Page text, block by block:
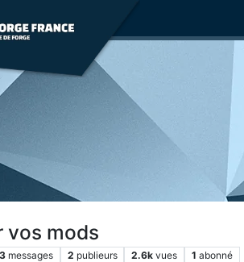
vos mods
3 messages 2 publieurs 2.6k vues 1 abonné